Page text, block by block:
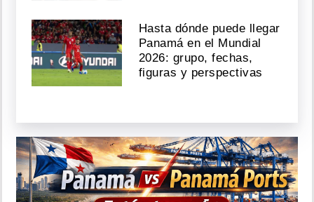
Hasta dónde puede llegar
Panamá en el Mundial
2026: grupo, fechas,
figuras y perspectivas